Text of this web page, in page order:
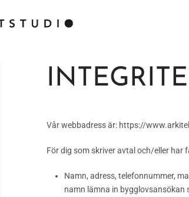
Vår webbadress är: https://
För dig som skriver avtal och/eller
Namn, adress, telefonnummer,
namn lämna in bygglovsansökan